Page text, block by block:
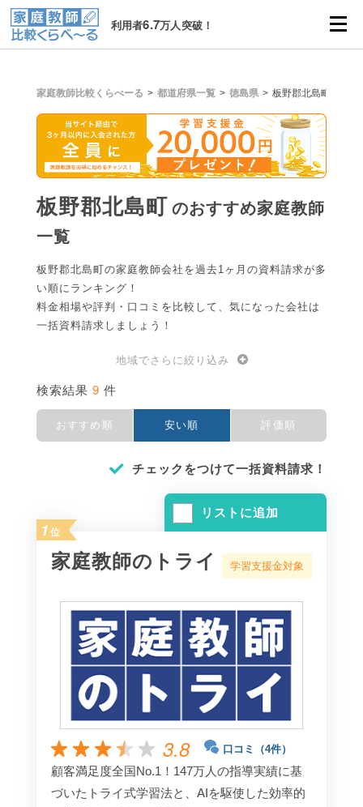
利用者6.7万人突破！
家庭教師比較くらべーる 都道府県一覧 徳島県 板野郡北島町
板野郡北島町 のおすすめ家庭教師
一覧
板野郡北島町の家庭教師会社を過去1ヶ月の資料請求が多
い順にランキング！
料金相場や評判・口コミを比較して、気になった会社は
一括資料請求しましょう！
地域でさらに絞り込み
検索結果 9 件
おすすめ順 安い順 評価順
チェックをつけて一括資料請求！
リストに追加
1 位
家庭教師のトライ 学習支援金対象
3.8 口コミ（4件）
顧客満足度全国No.1！147万人の指導実績に基
づいたトライ式学習法と、AIを駆使した効率的